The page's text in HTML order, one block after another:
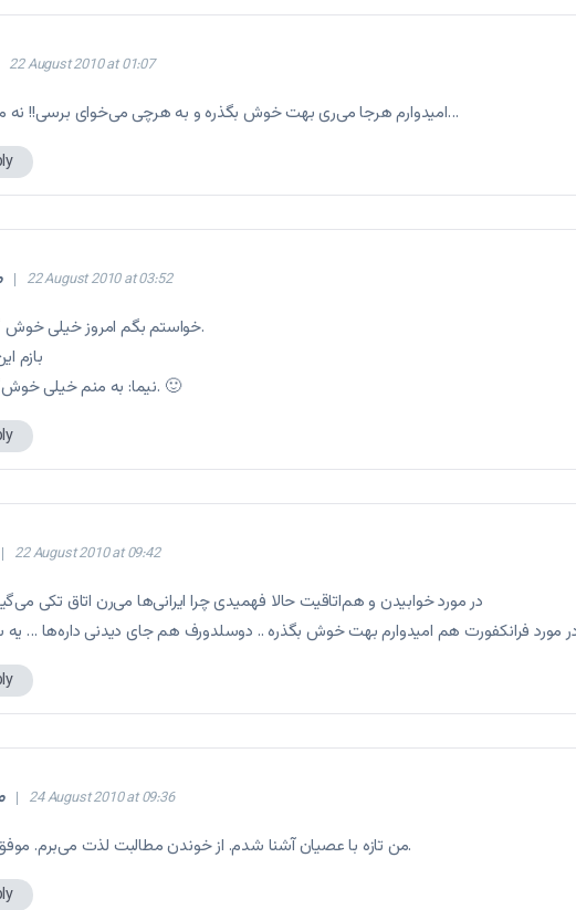
22 August 2010 at 01:07
امیدوارم هرجا می‌ری بهت خوش بگذره و به هرچی می‌خوای برسی!! نه مثل من…
22 August 2010 at 03:52
خواستم بگم امروز خیلی خوش گذشت.
بازم
نیما: به منم خیلی خوش‌گذشت. 🙂
22 August 2010 at 09:42
در مورد خوابیدن و هم‌اتاقیت حالا فهمیدی چرا ایرانی‌ها می‌رن اتاق تکی
24 August 2010 at 09:36
من تازه با عصیان آشنا شدم. از خوندن مطالبت لذت می‌برم. موفق باشی.